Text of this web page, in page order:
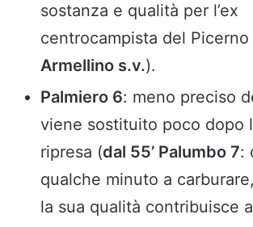
sostanza e qualità per l’ex
centrocampista del Picerno
Armellino s.v.).
Palmiero 6: meno preciso
viene sostituito poco dopo
ripresa (dal 55’ Palumbo 7:
qualche minuto a
la sua qualità contribuisce